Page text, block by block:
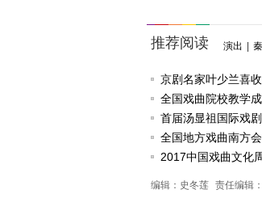
推荐阅读 演出
京剧名家叶少兰喜
任
全国戏曲院校教学
戏《槐花谣》倾情..
首届汤显祖国际戏
动
全国地方戏曲南方
2017中国戏曲文化
编辑：史冬莲 责任编辑